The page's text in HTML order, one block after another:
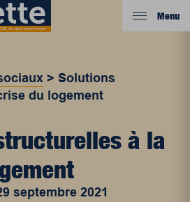
Menu
>Solutions
du logement
à la
septembre 2021